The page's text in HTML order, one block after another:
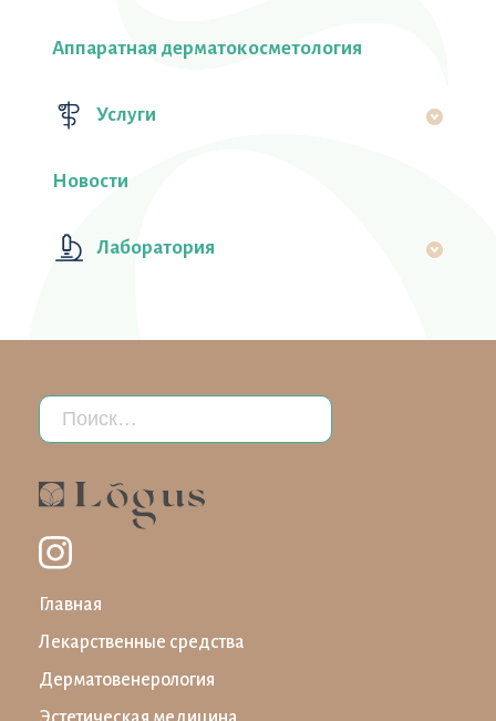
Аппаратная дерматокосметология
Услуги
Новости
Лаборатория
Главная
Лекарственные средства
Дерматовенерология